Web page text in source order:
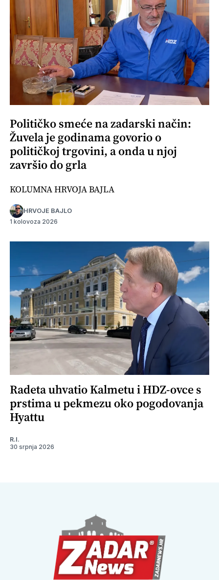
Političko smeće na zadarski način:
Žuvela je godinama govorio o
političkoj trgovini, a onda u njoj
završio do grla
KOLUMNA HRVOJA BAJLA
HRVOJE BAJLO
1 kolovoza 2026
Radeta uhvatio Kalmetu i HDZ-ovce s
prstima u pekmezu oko pogodovanja
Hyattu
R.I.
30 srpnja 2026